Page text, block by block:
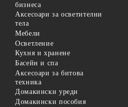
бизнеса
Аксесоари за осветителни
тела
Мебели
Осветление
Кухня и хранене
Басейн и спа
Аксесоари за битова
техника
Домакински уреди
Домакински пособия